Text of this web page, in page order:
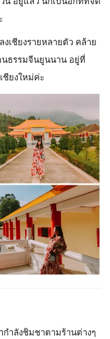
เชียงรายหลายตัว คล้าย
ธรรมจีนยูนนาน อยู่ที่
ยงใหม่ค่ะ
ำลังชิมชาตามร้านต่างๆ